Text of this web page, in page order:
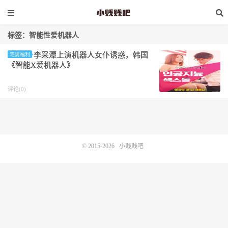
标签：智能性爱机器人
宅男福利
李采潭上演机器人女仆诱惑，韩国
《智能X爱机器人》
评论(0)
© 2015-2026 小贱贱吧